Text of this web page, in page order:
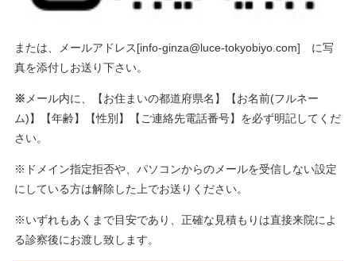
または、メールアドレス[info-ginza@luce-tokyobiyo.com] に写
真を添付しお送り下さい。
※メール内に、【お住まいの都道府県名】【お名前(フルネー
ム)】【年齢】【性別】【ご連絡先電話番号】を必ず明記してくだ
さい。
※ドメイン指定拒否や、パソコンからのメールを受信しない設定
にしている方は解除した上でお送りください。
※いずれもあくまで目安であり、正確な見積もりは直接来院によ
る診察後にお渡し致します。